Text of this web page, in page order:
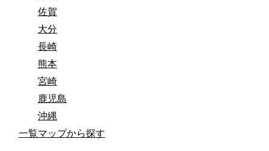
佐賀
大分
長崎
熊本
宮崎
鹿児島
沖縄
一覧マップから探す